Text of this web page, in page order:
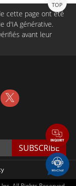
TOP
cette page ont été
d'IA générative.
avant leur